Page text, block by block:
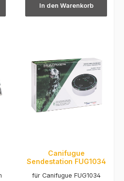
In den Warenkorb
Canifugue
Sendestation FUG1034
für Canifugue FUG1034